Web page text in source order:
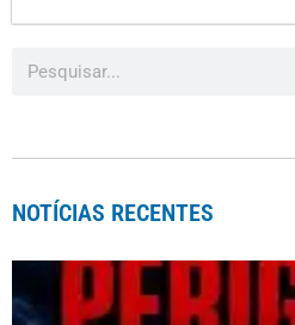
NOTÍCIAS RECENTES